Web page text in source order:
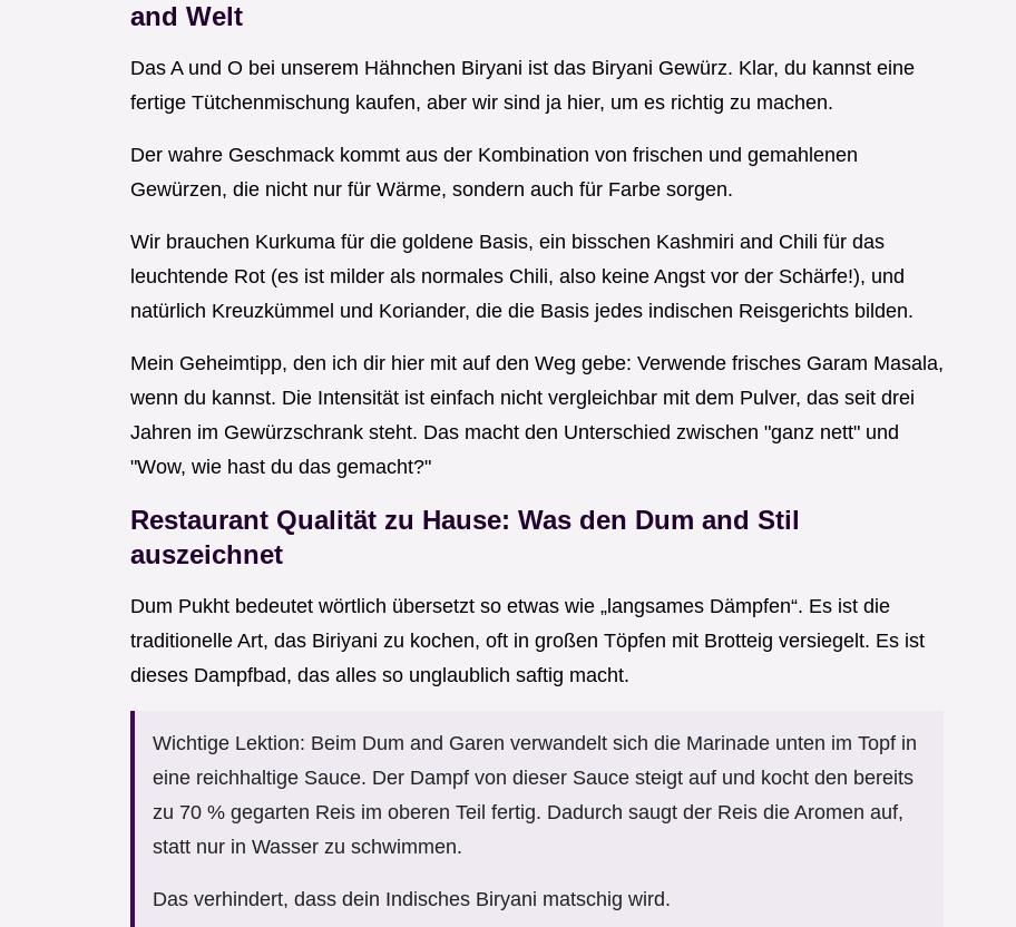
and Welt
Das A und O bei unserem Hähnchen Biryani ist das Biryani Gewürz. Klar, du kannst eine
fertige Tütchenmischung kaufen, aber wir sind ja hier, um es richtig zu machen.
Der wahre Geschmack kommt aus der Kombination von frischen und gemahlenen
Gewürzen, die nicht nur für Wärme, sondern auch für Farbe sorgen.
Wir brauchen Kurkuma für die goldene Basis, ein bisschen Kashmiri and Chili für das
leuchtende Rot (es ist milder als normales Chili, also keine Angst vor der Schärfe!), und
natürlich Kreuzkümmel und Koriander, die die Basis jedes indischen Reisgerichts bilden.
Mein Geheimtipp, den ich dir hier mit auf den Weg gebe: Verwende frisches Garam Masala,
wenn du kannst. Die Intensität ist einfach nicht vergleichbar mit dem Pulver, das seit drei
Jahren im Gewürzschrank steht. Das macht den Unterschied zwischen "ganz nett" und
"Wow, wie hast du das gemacht?"
Restaurant Qualität zu Hause: Was den Dum and Stil
auszeichnet
Dum Pukht bedeutet wörtlich übersetzt so etwas wie „langsames Dämpfen“. Es ist die
traditionelle Art, das Biriyani zu kochen, oft in großen Töpfen mit Brotteig versiegelt. Es ist
dieses Dampfbad, das alles so unglaublich saftig macht.
Wichtige Lektion: Beim Dum and Garen verwandelt sich die Marinade unten im Topf in
eine reichhaltige Sauce. Der Dampf von dieser Sauce steigt auf und kocht den bereits
zu 70 % gegarten Reis im oberen Teil fertig. Dadurch saugt der Reis die Aromen auf,
statt nur in Wasser zu schwimmen.
Das verhindert, dass dein Indisches Biryani matschig wird.